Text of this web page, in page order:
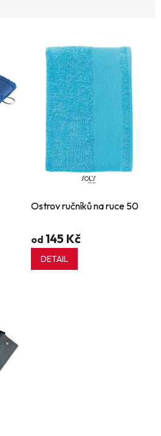
Ostrov ručníků na ruce 50
od 145 Kč
DETAIL